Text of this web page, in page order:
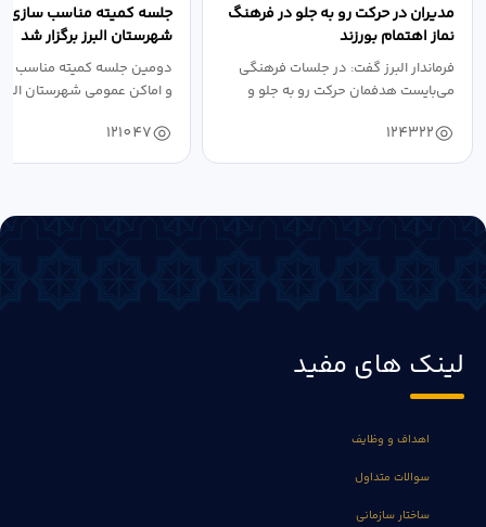
مدیران در حرکت رو به جلو در فرهنگ
نماز اهتمام بورزند
فرماندار البرز گفت: در جلسات فرهنگی
می‌بایست هدفمان حرکت رو به جلو و
124322
جلسه کمیته مناسب سازی
شهرستان البرز برگزار شد
دومین جلسه کمیته مناسب
و اماکن عمومی شهرستان
121047
لینک های مفید
اهداف و وظایف
سوالات متداول
ساختار سازمانی